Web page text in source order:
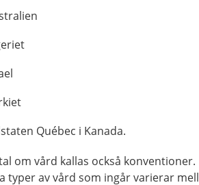
Québec i Kanada.
om vård kallas också
typer av vård som ingår varierar